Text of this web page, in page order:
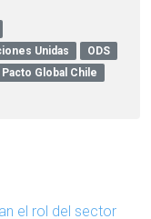
Unidas
ODS
Pacto Global Chile
el rol del sector